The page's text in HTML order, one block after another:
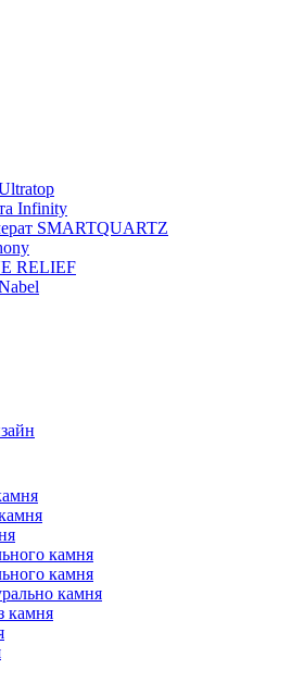
Infinity
SMARTQUARTZ
RELIEF
камня
камня
камня
камня